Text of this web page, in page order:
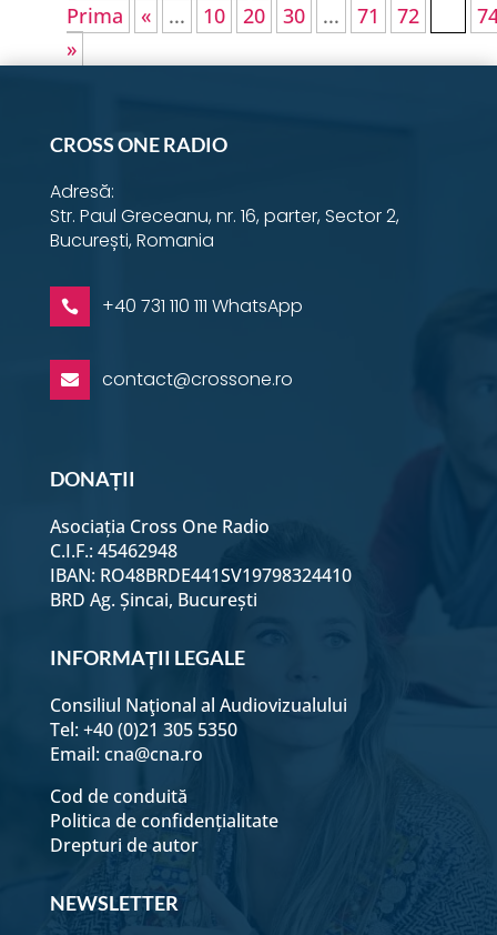
Prima
« ... 10 20 30 ... 71 72
»
CROSS ONE RADIO
Adresă:
Str. Paul Greceanu, nr. 16, parter, Sector 2,
București, Romania
 +40 731 110 111 WhatsApp
 contact@crossone.ro
DONAȚII
Asociația Cross One Radio
C.I.F.: 45462948
IBAN: RO48BRDE441SV19798324410
BRD Ag. Șincai, București
INFORMAȚII LEGALE
Consiliul Naţional al Audiovizualului
Tel: +40 (0)21 305 5350
Email: cna@cna.ro
Cod de conduită
Politica de confidențialitate
Drepturi de autor
NEWSLETTER